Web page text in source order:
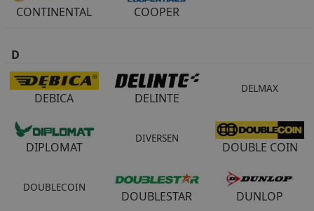
CONTINENTAL COOPER
D
DEBICA DELINTE
DELMAX
DIPLOMAT
DIVERSEN
DOUBLE COIN
DOUBLECOIN
DOUBLESTAR DUNLOP